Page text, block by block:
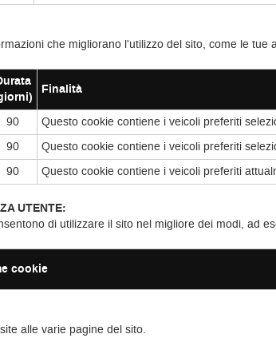
che migliorano l'utilizzo del sito, come le tue
Finalità
90
Questo cookie contiene i veicoli preferiti
90
Questo cookie contiene i veicoli preferiti
90 Questo cookie contiene i veicoli preferiti
UTENTE:
di utilizzare il sito nel migliore dei modi, ad
cookie
alle varie pagine del sito.